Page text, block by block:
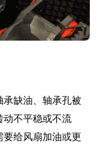
承缺油、轴承孔被
动不平稳或不流
给风扇加油或更